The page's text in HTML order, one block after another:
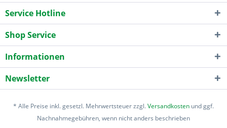
Service Hotline
Shop Service
Informationen
Newsletter
* Alle Preise inkl. gesetzl. Mehrwertsteuer zzgl.Versandkosten und ggf.
Nachnahmegebühren, wenn nicht anders beschrieben